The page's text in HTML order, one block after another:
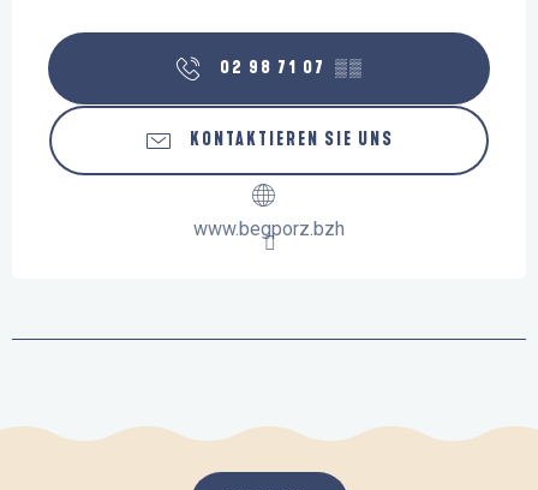
02 98 71 07 ▒▒
KONTAKTIEREN SIE UNS
www.begporz.bzh